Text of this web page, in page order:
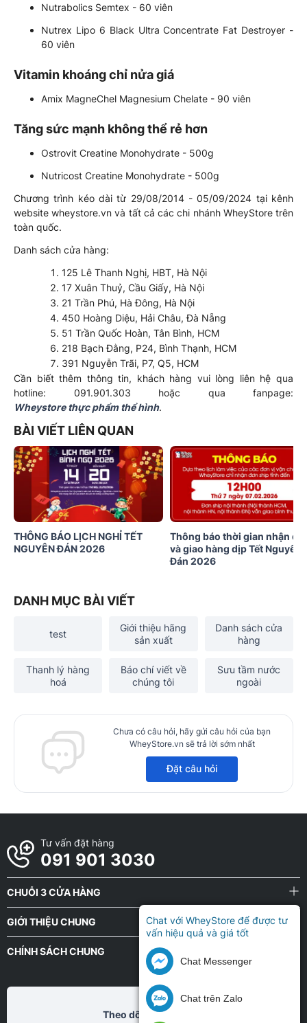
Nutrabolics Semtex - 60 viên
Nutrex Lipo 6 Black Ultra Concentrate Fat Destroyer -
60 viên
Vitamin khoáng chỉ nửa giá
Amix MagneChel Magnesium Chelate - 90 viên
Tăng sức mạnh không thể rẻ hơn
Ostrovit Creatine Monohydrate - 500g
Nutricost Creatine Monohydrate - 500g
Chương trình kéo dài từ 29/08/2014 - 05/09/2024 tại kênh
website wheystore.vn và tất cả các chi nhánh WheyStore trên
toàn quốc.
Danh sách cửa hàng:
125 Lê Thanh Nghị, HBT, Hà Nội
17 Xuân Thuỷ, Cầu Giấy, Hà Nội
21 Trần Phú, Hà Đông, Hà Nội
450 Hoàng Diệu, Hải Châu, Đà Nẵng
51 Trần Quốc Hoàn, Tân Bình, HCM
218 Bạch Đằng, P24, Bình Thạnh, HCM
391 Nguyễn Trãi, P7, Q5, HCM
Cần biết thêm thông tin, khách hàng vui lòng liên hệ qua
hotline: 091.901.303 hoặc qua fanpage:
Wheystore thực phẩm thể hình.
BÀI VIẾT LIÊN QUAN
THÔNG BÁO LỊCH NGHỈ TẾT
NGUYÊN ĐÁN 2026
Thông báo thời gian nhận
và giao hàng dịp Tết Nguyên
Đán 2026
DANH MỤC BÀI VIẾT
test
Giới thiệu hãng
sản xuất
Danh sách cửa
hàng
Thanh lý hàng
hoá
Báo chí viết về
chúng tôi
Sưu tầm nước
ngoài
Chưa có câu hỏi, hãy gửi câu hỏi của bạn
WheyStore.vn sẽ trả lời sớm nhất
Đặt câu hỏi
Tư vấn đặt hàng
091 901 3030
CHUỖI 3 CỬA HÀNG
GIỚI THIỆU CHUNG
CHÍNH SÁCH CHUNG
Theo dõi chũng tôi tại
Chat với WheyStore để được tư
vấn hiệu quả và giá tốt
Chat Messenger
Chat trên Zalo